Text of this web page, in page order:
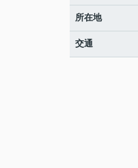
所在地
交通